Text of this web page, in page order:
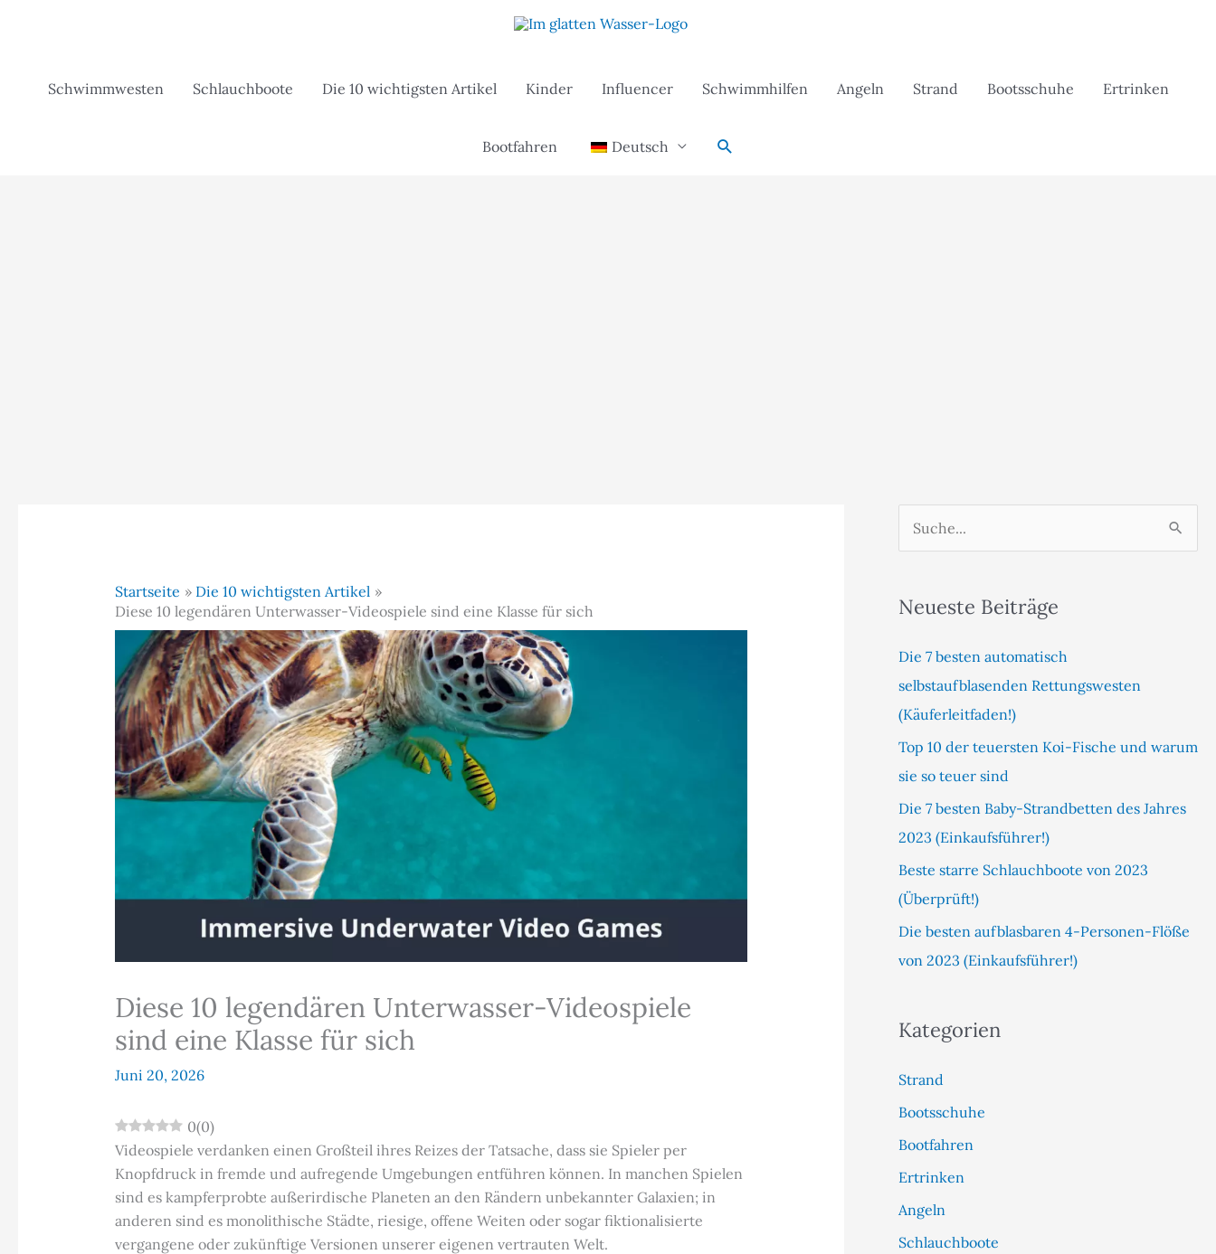
Schwimmwesten
Schlauchboote Die 10 wichtigsten Artikel Kinder Influencer Schwimmhilfen Angeln Strand Bootsschuhe Ertrinken
Bootfahren Deutsch Suche
Startseite
Die 10 wichtigsten Artikel
Diese 10 legendären Unterwasser-Videospiele sind eine Klasse für sich
Diese 10 legendären Unterwasser-Videospiele
sind eine Klasse für sich
Juni 20, 2026
0(0)
Videospiele verdanken einen Großteil ihres Reizes der Tatsache, dass sie Spieler per
Knopfdruck in fremde und aufregende Umgebungen entführen können. In manchen Spielen
sind es kampferprobte außerirdische Planeten an den Rändern unbekannter Galaxien; in
anderen sind es monolithische Städte, riesige, offene Weiten oder sogar fiktionalisierte
vergangene oder zukünftige Versionen unserer eigenen vertrauten Welt.
u
h
n
n
a
c
h
:
Neueste Beiträge
Die 7 besten automatisch
selbstaufblasenden Rettungswesten
(Käuferleitfaden!)
Top 10 der teuersten Koi-Fische und warum
sie so teuer sind
Die 7 besten Baby-Strandbetten des Jahres
2023 (Einkaufsführer!)
Beste starre Schlauchboote von 2023
(Überprüft!)
Die besten aufblasbaren 4-Personen-Flöße
von 2023 (Einkaufsführer!)
Kategorien
Strand
Bootsschuhe
Bootfahren
Ertrinken
Angeln
Schlauchboote